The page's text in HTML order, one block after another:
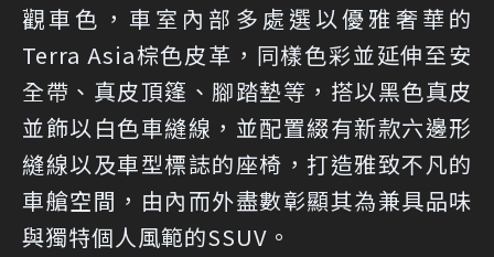
觀車色，車室內部多處選以優雅奢華的
Terra Asia棕色皮革，同樣色彩並延伸至安
全帶、真皮頂篷、腳踏墊等，搭以黑色真皮
並飾以白色車縫線，並配置綴有新款六邊形
縫線以及車型標誌的座椅，打造雅致不凡的
車艙空間，由內而外盡數彰顯其為兼具品味
與獨特個人風範的SSUV。